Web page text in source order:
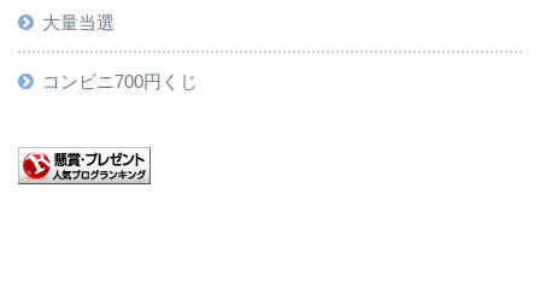
大量当選
コンビニ700円くじ